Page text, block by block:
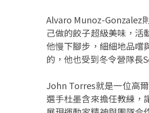
Alvaro Munoz-Gonzalez
己做的餃子超級美味，
他慢下腳步，細細地品嚐
的，他也受到冬令營隊長
John Torres就是一位高
選手杜墨含來擔任教練，